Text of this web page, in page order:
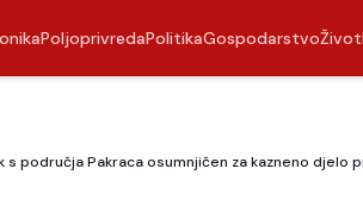
PoljoprivredaPolitikaGospodarstvoŽivot
s područja Pakraca osumnjičen za kazneno djelo